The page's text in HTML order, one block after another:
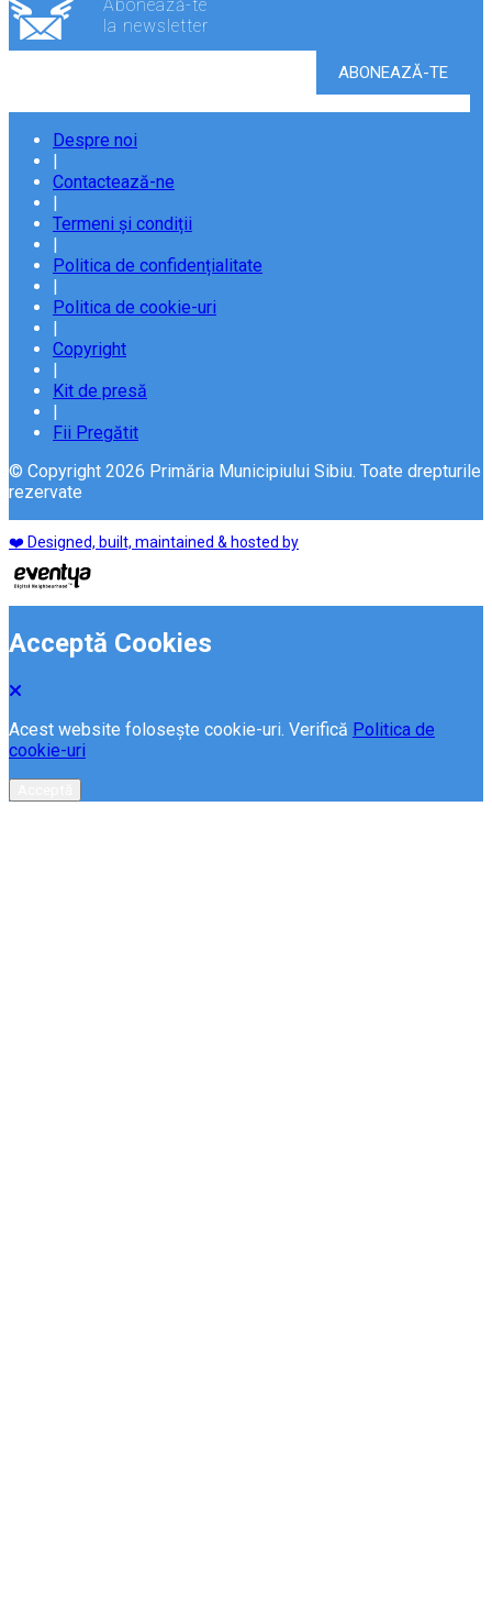
Abonează-te
la newsletter
Despre noi
|
Contactează-ne
|
Termeni și condiții
|
Politica de confidențialitate
|
Politica de cookie-uri
|
Copyright
|
Kit de presă
|
Fii Pregătit
© Copyright 2026 Primăria Municipiului Sibiu. Toate drepturile
rezervate
❤️ Designed, built, maintained & hosted by
Acceptă Cookies
Acest website folosește cookie-uri. Verifică Politica de
cookie-uri